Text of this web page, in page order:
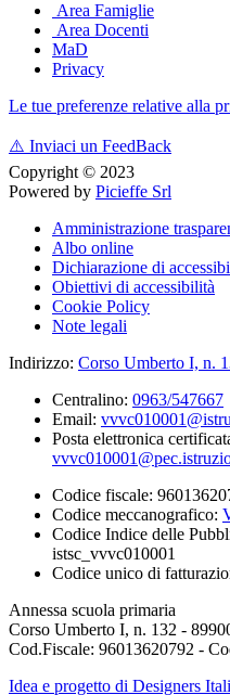
Area Famiglie
Area Docenti
MaD
Privacy
Le tue preferenze relative alla
⚠️ Inviaci un FeedBack
Copyright © 2023
Powered by Picieffe Srl
Amministrazione
Albo online
Dichiarazione di
Obiettivi di accessibilità
Cookie Policy
Note legali
Indirizzo: Corso Umberto I, n.
Centralino: 0963/547667
Email:
Posta elettronica
Codice fiscale:
Codice meccanografico:
Codice Indice delle
istsc_vvvc010001
Codice unico di
Annessa scuola primaria
Corso Umberto I, n. 132 -
Cod.Fiscale: 96013620792 -
Idea e progetto di Designers